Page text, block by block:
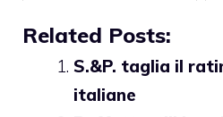
Related Posts:
S.&P. taglia il
italiane